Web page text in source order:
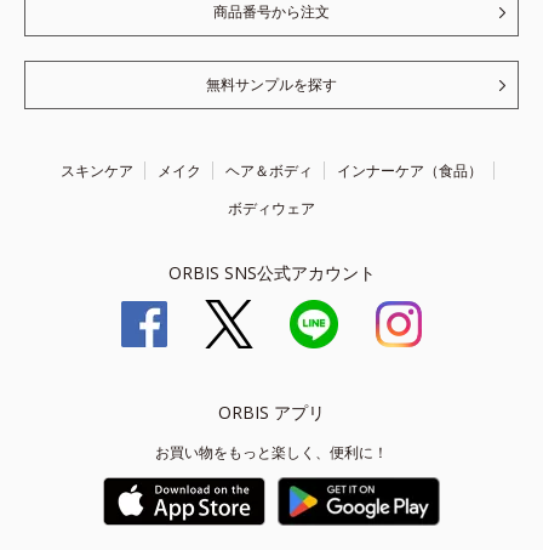
商品番号から注文
無料サンプルを探す
スキンケア メイク ヘア＆ボディ
インナーケア（食品）
ボディウェア
ORBIS SNS公式アカウント
ORBIS アプリ
お買い物をもっと楽しく、便利に！